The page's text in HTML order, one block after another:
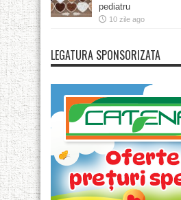
pediatru
10 zile ago
LEGATURA SPONSORIZATA